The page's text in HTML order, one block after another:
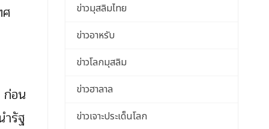
ก่อน
รัฐ
ข่าวมุสลิมไทย
ข่าวอาหรับ
ข่าวโลกมุสลิม
ข่าวฮาลาล
ข่าวเจาะประเด็นโลก